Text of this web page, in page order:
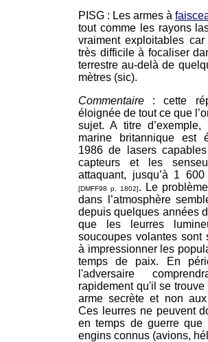
PISG : Les armes à
tout comme les rayons
vraiment exploitables
très difficile à focaliser
terrestre au-delà de
mètres (sic).
Commentaire : cette
éloignée de tout ce que
sujet. A titre
marine britannique est
1986 de lasers
capteurs et les
attaquant, jusqu’à 1
[DMFF98 p. 1802]. Le
dans l’atmosphère
depuis quelques années
que les leurres
soucoupes volantes sont
à impressionner les
temps de paix. En
l'adversaire
rapidement qu'il se
arme secrète et non aux
Ces leurres ne peuvent
en temps de guerre que
engins connus (avions,